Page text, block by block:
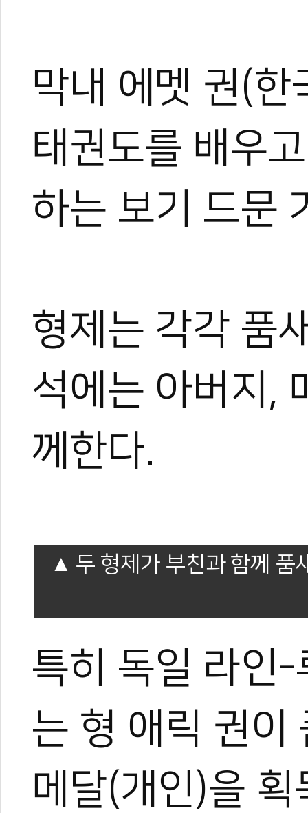
막내 에멧 권(
태권도를 배우
하는 보기 드문
형제는 각각 품
석에는 아버지,
께한다.
두 형제가 부친과 함께 품
특히 독일 라인
는 형 애릭 권이
메달(개인)을
관련 뉴스
'유소년 월드 챔
이대훈, 미국 태